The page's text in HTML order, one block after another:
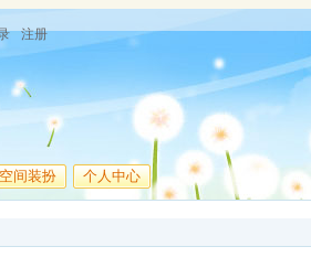
注册
空间装扮 个人中心